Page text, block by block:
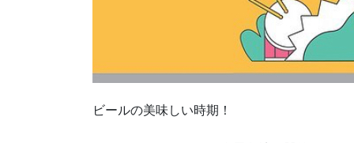
ビールの美味しい時期！